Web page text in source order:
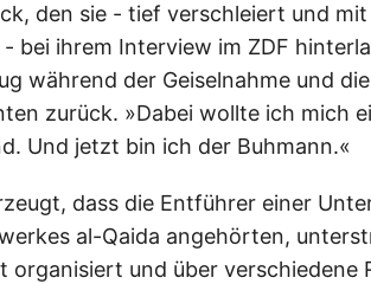
den sie - tief verschleiert und
bei ihrem Interview im ZDF
während der Geiselnahme und
zurück. »Dabei wollte ich mich
Und jetzt bin ich der Buhmann.«
dass die Entführer einer
al-Qaida angehörten,
organisiert und über verschiedene